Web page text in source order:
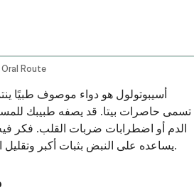
Route
أسيبوتولول هو دواء موصوف طبيًا
تسمى حاصرات بيتا. قد يصفه طبيبك
الدم أو اضطرابات ضربات القلب. فكر
يساعده على النبض بثبات أكبر وتقليل الضغط على الأوعية الدموية.